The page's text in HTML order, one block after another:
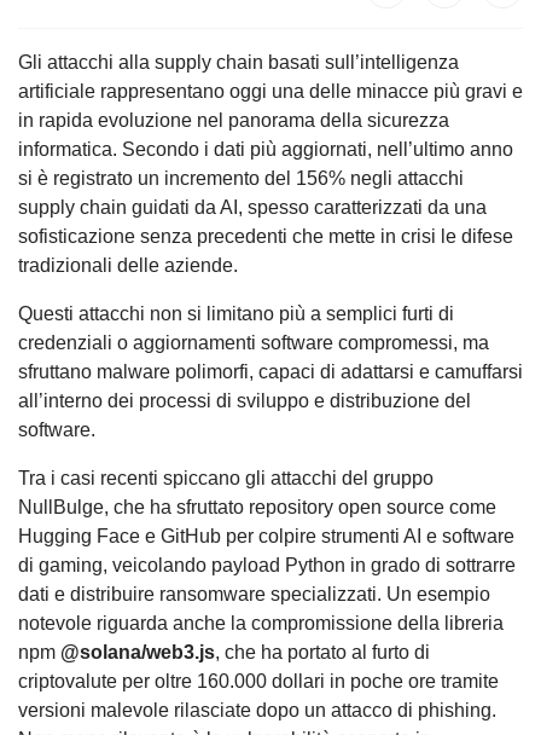
Gli attacchi alla supply chain basati sull’intelligenza
artificiale rappresentano oggi una delle minacce più gravi e
in rapida evoluzione nel panorama della sicurezza
informatica. Secondo i dati più aggiornati, nell’ultimo anno
si è registrato un incremento del 156% negli attacchi
supply chain guidati da AI, spesso caratterizzati da una
sofisticazione senza precedenti che mette in crisi le difese
tradizionali delle aziende.
Questi attacchi non si limitano più a semplici furti di
credenziali o aggiornamenti software compromessi, ma
sfruttano malware polimorfi, capaci di adattarsi e camuffarsi
all’interno dei processi di sviluppo e distribuzione del
software.
Tra i casi recenti spiccano gli attacchi del gruppo
NullBulge, che ha sfruttato repository open source come
Hugging Face e GitHub per colpire strumenti AI e software
di gaming, veicolando payload Python in grado di sottrarre
dati e distribuire ransomware specializzati. Un esempio
notevole riguarda anche la compromissione della libreria
npm @solana/web3.js, che ha portato al furto di
criptovalute per oltre 160.000 dollari in poche ore tramite
versioni malevole rilasciate dopo un attacco di phishing.